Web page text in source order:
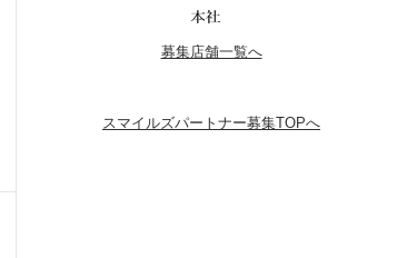
募集店舗一覧へ
スマイルズパートナー募集TOPへ